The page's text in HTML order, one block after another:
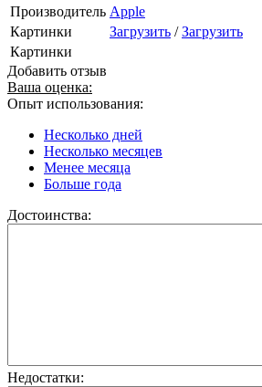
Производитель Apple
Картинки
Загрузить /Загрузить
Картинки
Добавить отзыв
Ваша оценка:
Опыт использования:
Несколько дней
Несколько месяцев
Менее месяца
Больше года
Достоинства:
Недостатки: